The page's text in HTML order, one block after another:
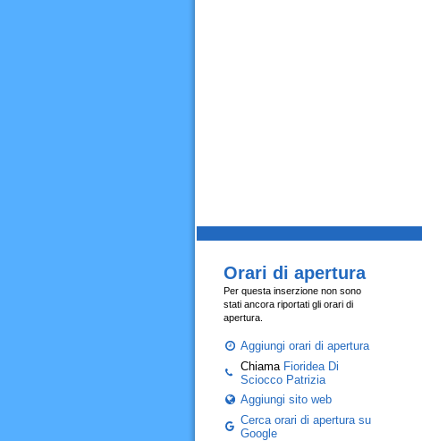
Orari di apertura
Per questa inserzione non sono
stati ancora riportati gli orari di
apertura.
Aggiungi orari di apertura
Chiama Fioridea Di
Sciocco Patrizia
Aggiungi sito web
Cerca orari di apertura su
Google